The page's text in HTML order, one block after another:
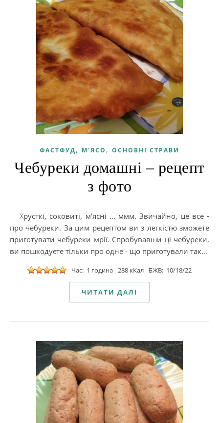
ФАСТФУД, М'ЯСО , ОСНОВНІ СТРАВИ
Чебуреки домашні – рецепт
з фото
Хрусткі, соковиті, м'ясні ... ммм. Звичайно, це все -
про чебуреки. За цим рецептом ви з легкістю зможете
приготувати чебуреки мрії. Спробувавши ці чебуреки,
ви пошкодуєте тільки про одне - що приготували так…
Час: 1 година 288 кКал БЖВ: 10/18/22
ЧИТАТИ ДАЛІ